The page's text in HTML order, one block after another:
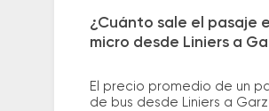
¿Cuánto sale el pasaje
micro desde Liniers a
El precio promedio de un
de bus desde Liniers a